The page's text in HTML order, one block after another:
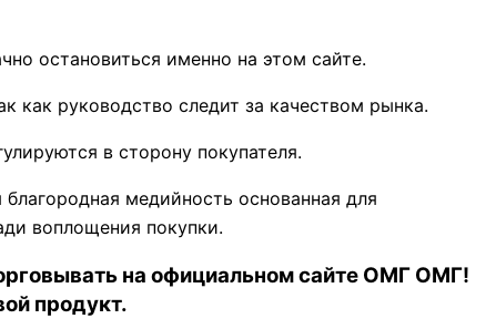
остановиться именно на этом сайте.
как руководство следит за качеством рынка.
в сторону покупателя.
медийность основанная для
воплощения покупки.
на официальном сайте ОМГ ОМГ!
продукт.